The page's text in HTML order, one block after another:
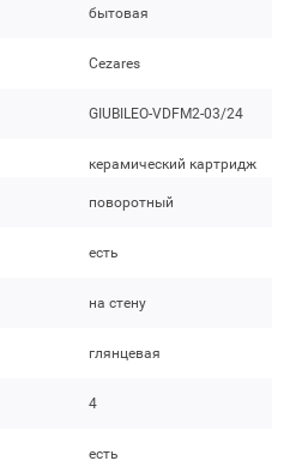
бытовая
Cezares
GIUBILEO-VDFM2-03/24
керамический картридж
поворотный
есть
на стену
глянцевая
4
есть